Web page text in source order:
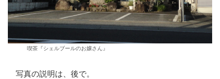
喫茶『シェルブールのお嬢さん』
写真の説明は、後で。